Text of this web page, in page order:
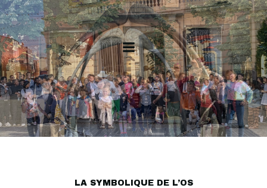
FRONT
CONTRE
FRONT,
ENSEMBLE
©
LA SYMBOLIQUE DE L’OS